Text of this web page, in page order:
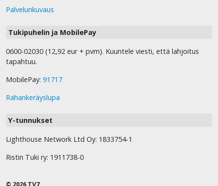
Palvelunkuvaus
Tukipuhelin ja MobilePay
0600-02030 (12,92 eur + pvm). Kuuntele viesti, että lahjoitus
tapahtuu.
MobilePay: 91717
Rahankeräyslupa
Y-tunnukset
Lighthouse Network Ltd Oy: 1833754-1
Ristin Tuki ry: 1911738-0
© 2026 TV7